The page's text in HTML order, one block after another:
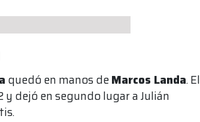
quedó en manos deMarcos Landa. El
dejó en segundo lugar a Julián